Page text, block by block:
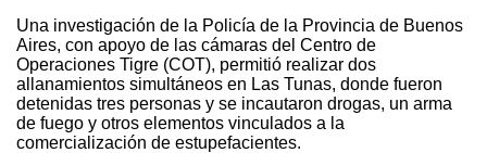
Una investigación de la Policía de la Provincia de Buenos
Aires, con apoyo de las cámaras del Centro de
Operaciones Tigre (COT), permitió realizar dos
allanamientos simultáneos en Las Tunas, donde fueron
detenidas tres personas y se incautaron drogas, un arma
de fuego y otros elementos vinculados a la
comercialización de estupefacientes.